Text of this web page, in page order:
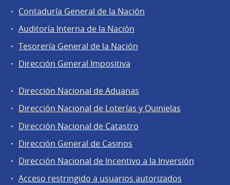
Contaduría General de la Nación
Auditoría Interna de la Nación
Tesorería General de la Nación
Dirección General Impositiva
Áreas
la
Dirección
General
de
Dirección Nacional de Aduanas
Dirección Nacional de Loterías y Quinielas
Dirección Nacional de Catastro
Dirección General de Casinos
Dirección Nacional de Incentivo a la Inversión
Acceso restringido a usuarios autorizados